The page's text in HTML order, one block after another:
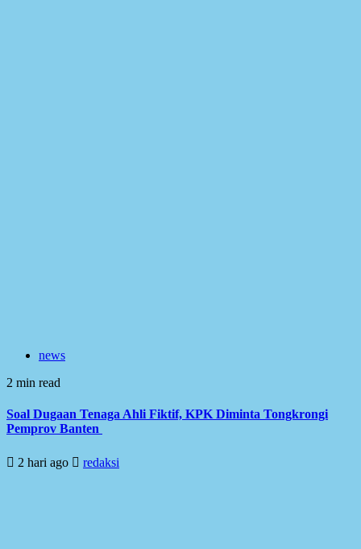
news
2 min read
Soal Dugaan Tenaga Ahli Fiktif, KPK Diminta Tongkrongi
Pemprov Banten
2 hari ago redaksi